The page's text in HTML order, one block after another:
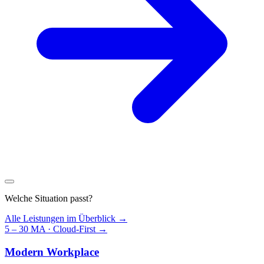
Welche Situation passt?
Alle Leistungen im Überblick →
5 – 30 MA · Cloud-First →
Modern Workplace